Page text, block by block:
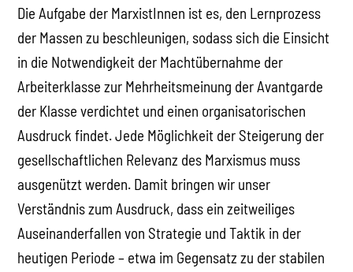
Die Aufgabe der MarxistInnen ist es, den Lernprozess
der Massen zu beschleunigen, sodass sich die Einsicht
in die Notwendigkeit der Machtübernahme der
Arbeiterklasse zur Mehrheitsmeinung der Avantgarde
der Klasse verdichtet und einen organisatorischen
Ausdruck findet. Jede Möglichkeit der Steigerung der
gesellschaftlichen Relevanz des Marxismus muss
ausgenützt werden. Damit bringen wir unser
Verständnis zum Ausdruck, dass ein zeitweiliges
Auseinanderfallen von Strategie und Taktik in der
heutigen Periode – etwa im Gegensatz zu der stabilen